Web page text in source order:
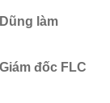
làm
đốc FLC